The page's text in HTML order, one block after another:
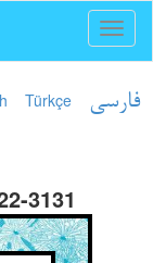
Türkçe فارسی
3131